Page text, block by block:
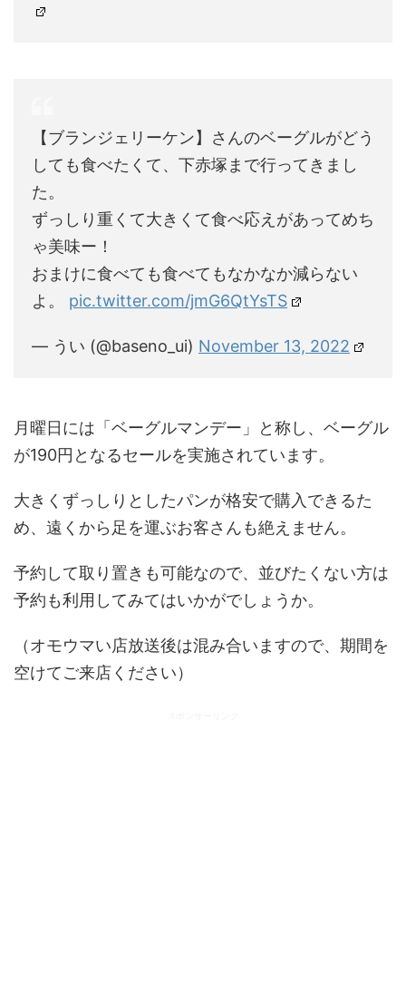
【ブランジェリーケン】さんのベーグルがどう
しても食べたくて、下赤塚まで行ってきまし
た。
ずっしり重くて大きくて食べ応えがあってめち
ゃ美味ー！
おまけに食べても食べてもなかなか減らない
よ。 pic.twitter.com/jmG6QtYsTS
— うい (@baseno_ui) November 13, 2022
月曜日には「ベーグルマンデー」と称し、ベーグル
が190円となるセールを実施されています。
大きくずっしりとしたパンが格安で購入できるた
め、遠くから足を運ぶお客さんも絶えません。
予約して取り置きも可能なので、並びたくない方は
予約も利用してみてはいかがでしょうか。
（オモウマい店放送後は混み合いますので、期間を
空けてご来店ください）